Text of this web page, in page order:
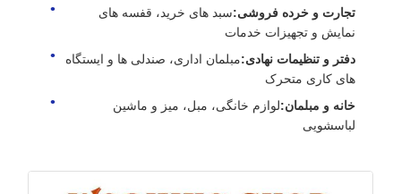
تجارت و خرده فروشی:سبد های خرید، قفسه های
نمایش و تجهیزات خدمات
دفتر و تنظیمات نهادی:مبلمان اداری، صندلی ها و ایستگاه
های کاری متحرک
خانه و مبلمان:لوازم خانگی، مبل، میز و ماشین
لباسشویی